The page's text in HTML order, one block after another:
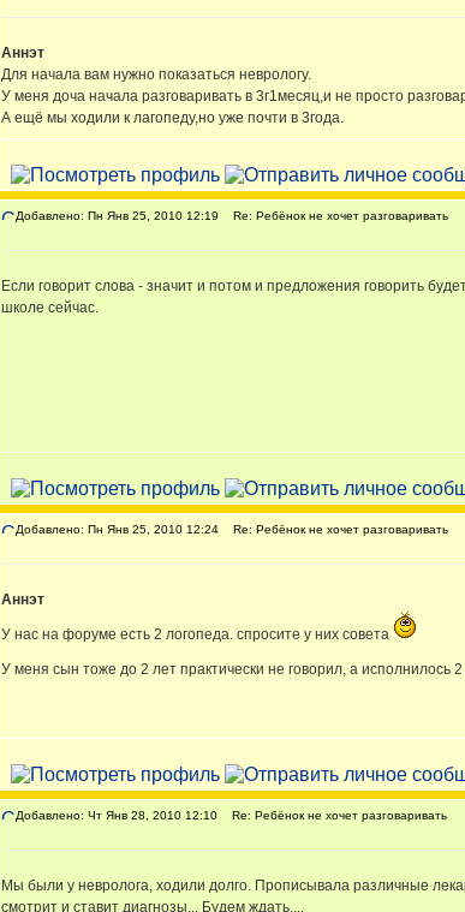
Аннэт
Для начала вам нужно показаться неврологу.
У меня доча начала разговаривать в 3г1месяц,и не просто
А ещё мы ходили к лагопеду,но уже почти в 3года.
Добавлено: Пн Янв 25, 2010 12:19 Re: Ребёнок не хочет разговаривать
Если говорит слова - значит и потом и предложения говорить
школе сейчас.
Добавлено: Пн Янв 25, 2010 12:24 Re: Ребёнок не хочет разговаривать
Аннэт
У нас на форуме есть 2 логопеда. спросите у них совета
У меня сын тоже до 2 лет практически не говорил, а исполнилось
Добавлено: Чт Янв 28, 2010 12:10 Re: Ребёнок не хочет разговаривать
Мы были у невролога, ходили долго. Прописывала различные
смотрит и ставит диагнозы... Будем ждать....